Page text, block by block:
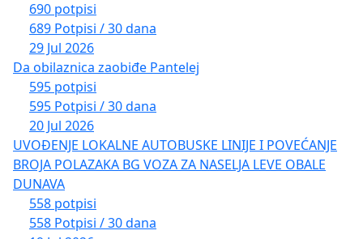
690 potpisi
689 Potpisi / 30 dana
29 Jul 2026
Da obilaznica zaobiđe Pantelej
595 potpisi
595 Potpisi / 30 dana
20 Jul 2026
UVOĐENJE LOKALNE AUTOBUSKE LINIJE I POVEĆANJE
BROJA POLAZAKA BG VOZA ZA NASELJA LEVE OBALE
DUNAVA
558 potpisi
558 Potpisi / 30 dana